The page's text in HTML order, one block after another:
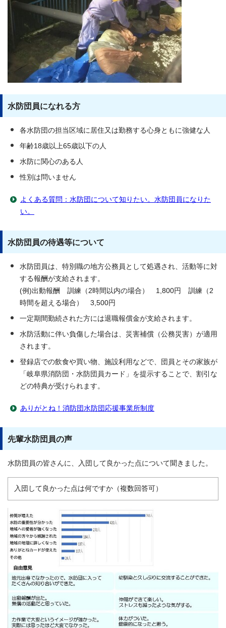
水防団員になれる方
各水防団の担当区域に居住又は勤務する心身ともに強健な人
年齢18歳以上65歳以下の人
水防に関心のある人
性別は問いません
よくある質問：水防団について知りたい。水防団員になりた
い。
水防団員の待遇等について
水防団員は、特別職の地方公務員として処遇され、活動等に対
する報酬が支給されます。
(例)出動報酬 訓練（2時間以内の場合） 1,800円 訓練（2
時間を超える場合） 3,500円
一定期間勤続された方には退職報償金が支給されます。
水防活動に伴い負傷した場合は、災害補償（公務災害）が適用
されます。
登録店での飲食や買い物、施設利用などで、団員とその家族が
「岐阜県消防団・水防団員カード」を提示することで、割引な
どの特典が受けられます。
ありがとね！消防団水防団応援事業所制度
先輩水防団員の声
水防団員の皆さんに、入団して良かった点について聞きました。
入団して良かった点は何ですか（複数回答可）